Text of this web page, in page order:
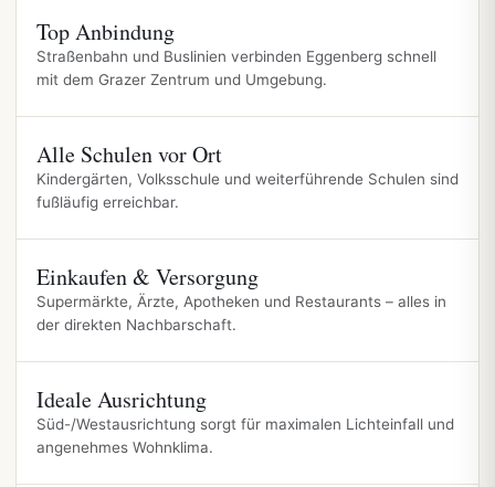
Top Anbindung
Straßenbahn und Buslinien verbinden Eggenberg schnell
mit dem Grazer Zentrum und Umgebung.
Alle Schulen vor Ort
Kindergärten, Volksschule und weiterführende Schulen sind
fußläufig erreichbar.
Einkaufen & Versorgung
Supermärkte, Ärzte, Apotheken und Restaurants – alles in
der direkten Nachbarschaft.
Ideale Ausrichtung
Süd-/Westausrichtung sorgt für maximalen Lichteinfall und
angenehmes Wohnklima.